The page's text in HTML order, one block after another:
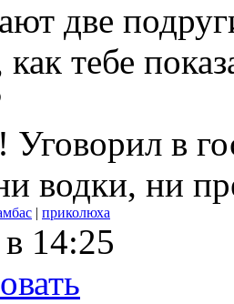
две
тебе
Уговорил в
водки, ни
| приколюха
14:25